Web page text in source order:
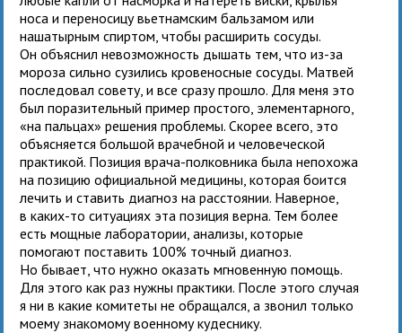
носа и переносицу вьетнамским бальзамом или
нашатырным спиртом, чтобы расширить сосуды.
Он объяснил невозможность дышать тем, что из-за
мороза сильно сузились кровеносные сосуды. Матвей
последовал совету, и все сразу прошло. Для меня это
был поразительный пример простого, элементарного,
«на пальцах» решения проблемы. Скорее всего, это
объясняется большой врачебной и человеческой
практикой. Позиция врача-полковника была непохожа
на позицию официальной медицины, которая боится
лечить и ставить диагноз на расстоянии. Наверное,
в каких-то ситуациях эта позиция верна. Тем более
есть мощные лаборатории, анализы, которые
помогают поставить 100% точный диагноз.
Но бывает, что нужно оказать мгновенную помощь.
Для этого как раз нужны практики. После этого случая
я ни в какие комитеты не обращался, а звонил только
моему знакомому военному кудеснику.